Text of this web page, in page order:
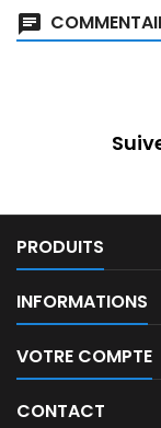
PRODUITS
INFORMATIONS
VOTRE COMPTE
CONTACT